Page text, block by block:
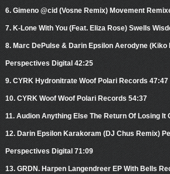
6. Gimeno @cid (Vosne Remix) Movement
7. K-Lone With You (Feat. Eliza Rose) Swells
8. Marc DePulse & Darin Epsilon Aerodyne
Perspectives Digital 42:25
9. CYRK Hydronitrate Woof Polari Records 47:47
10. CYRK Woof Woof Polari Records 54:37
11. Audion Anything Else The Return Of Losing
12. Darin Epsilon Karakoram (DJ Chus Remix)
Perspectives Digital 71:09
13. GRDN. Harpen Langendreer EP With Bells